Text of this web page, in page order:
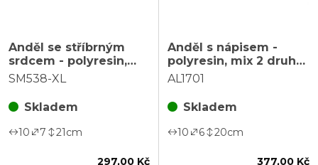
Anděl se stříbrným
srdcem - polyresin,
vel. XL, barva béžová
SM538-XL
Skladem
10 7 21cm
297,00 Kč
Anděl s nápisem -
polyresin, mix 2 druhů,
béžový, cena za 1 ks
AL1701
Skladem
10 6 20cm
377,00 Kč